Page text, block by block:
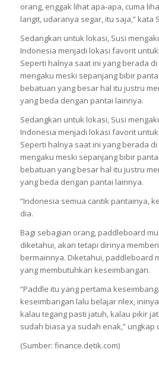
orang, enggak lihat apa-apa, cuma
langit, udaranya segar, itu saja,” kata
Sedangkan untuk lokasi, Susi
Indonesia menjadi lokasi favorit
Seperti halnya saat ini yang berada
mengaku meski sepanjang bibir
bebatuan yang besar hal itu justru
yang beda dengan pantai lainnya.
Sedangkan untuk lokasi, Susi
Indonesia menjadi lokasi favorit
Seperti halnya saat ini yang berada
mengaku meski sepanjang bibir
bebatuan yang besar hal itu justru
yang beda dengan pantai lainnya.
“Indonesia semua cantik pantainya,
dia.
Bagi sebagian orang, paddleboard
diketahui, akan tetapi dirinya
bermainnya. Diketahui, paddleboard
yang membutuhkan keseimbangan.
“Paddle itu yang pertama
keseimbangan lalu belajar rilex,
kalau tegang pasti jatuh, kalau pikir
sudah biasa ya sudah enak,” ungkap
(Sumber: finance.detik.com)